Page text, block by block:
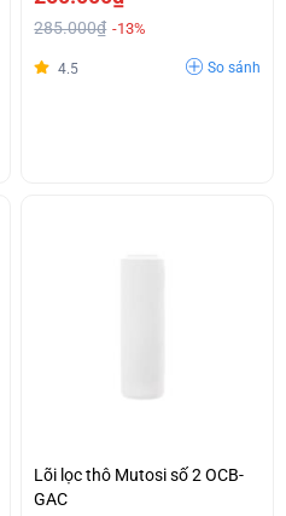
285.000₫ -13%
4.5 So sánh
Lõi lọc thô Mutosi số 2 OCB-
GAC